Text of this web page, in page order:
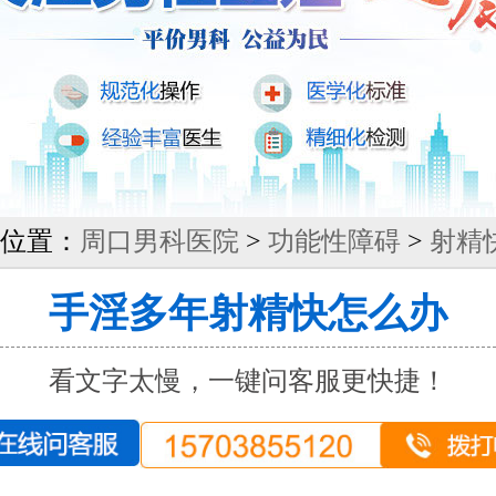
置： 周口男科医院 > 功能性障碍 > 射精
手淫多年射精快怎么办
看文字太慢，一键问客服更快捷！